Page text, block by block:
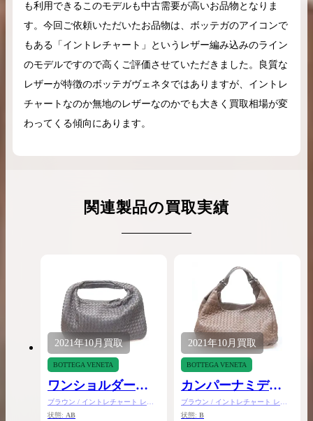
コラムをさらにみる
も利用できるこのモデルも中古需要が高いお品物となりま
す。今回ご依頼いただいたお品物は、ボッテガのアイコンで
もある「イントレチャート」というレザー編み込みのライン
のモデルですので高くご評価させていただきました。良質な
レザーが特徴のボッテガヴェネタではありますが、イントレ
チャートなのか無地のレザーなのかでも大きく買取相場が変
わってくる傾向にあります。
関連製品の買取実績
2021年10月買取
BOTTEGA VENETA
ワンショルダーバ
ッグ
ブラウン / イントレチャート レザ
ー
状態: AB
2021年10月 買取
BOTTEGA VENETA
カンパーナミディ
アム
ブラウン / イントレチャート レザ
ー
状態: B